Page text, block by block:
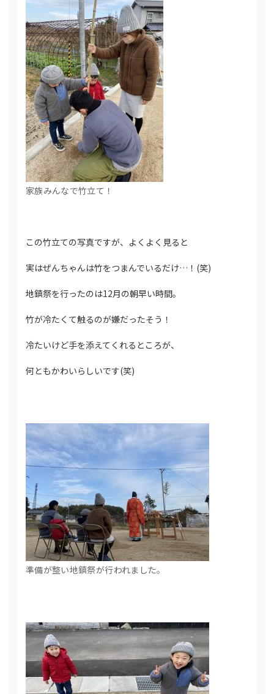
家族みんなで竹立て！
この竹立ての写真ですが、よくよく見ると
実はぜんちゃんは竹をつまんでいるだけ…！(笑)
地鎮祭を行ったのは12月の朝早い時間。
竹が冷たくて触るのが嫌だったそう！
冷たいけど手を添えてくれるところが、
何ともかわいらしいです(笑)
準備が整い地鎮祭が行われました。